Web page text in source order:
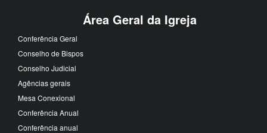
Área Geral da Igreja
Conferência Geral
Conselho de Bispos
Conselho Judicial
Agências gerais
Mesa Conexional
Conferência Anual
Conferência anual